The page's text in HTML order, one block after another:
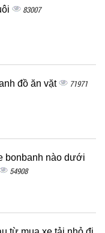
83007
đồ ăn vặt 71971
bonbanh nào dưới
54908